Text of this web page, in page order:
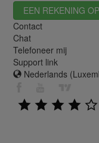
EEN REKENING
Contact
Chat
Telefoneer mij
Support link
Nederlands